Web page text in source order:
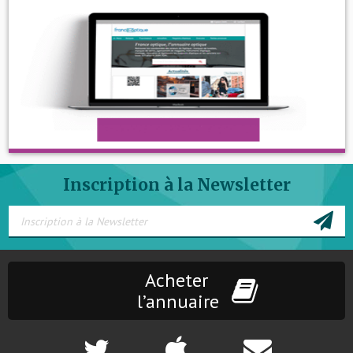
Inscription à la Newsletter
Acheter
l’annuaire